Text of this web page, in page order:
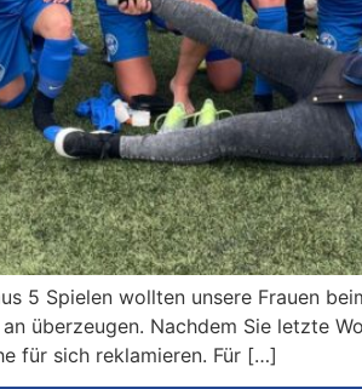
5 Spielen wollten unsere Frauen
überzeugen. Nachdem Sie letzte
für sich reklamieren. Für […]